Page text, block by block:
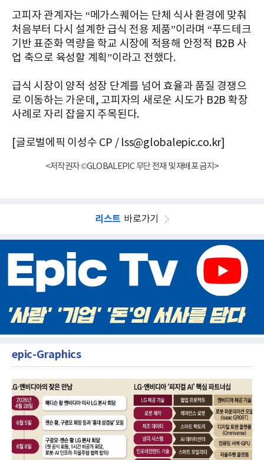
고피자 관계자는 “메가스퀘어는 단체 식사 환경에 맞춰
처음부터 다시 설계한 급식 전용 제품”이라며 “푸드테크
기반 표준화 역량을 학교 시장에 적용해 안정적 B2B 사
업 축으로 육성할 계획”이라고 전했다.
급식 시장이 양적 성장 단계를 넘어 효율과 품질 경쟁으
로 이동하는 가운데, 고피자의 새로운 시도가 B2B 확장
사례로 자리 잡을지 주목된다.
[글로벌에픽 이성수 CP / lss@globalepic.co.kr]
<저작권자 ©GLOBALEPIC 무단 전재 및 재배포 금지>
리스트 바로가기
epic-Graphics